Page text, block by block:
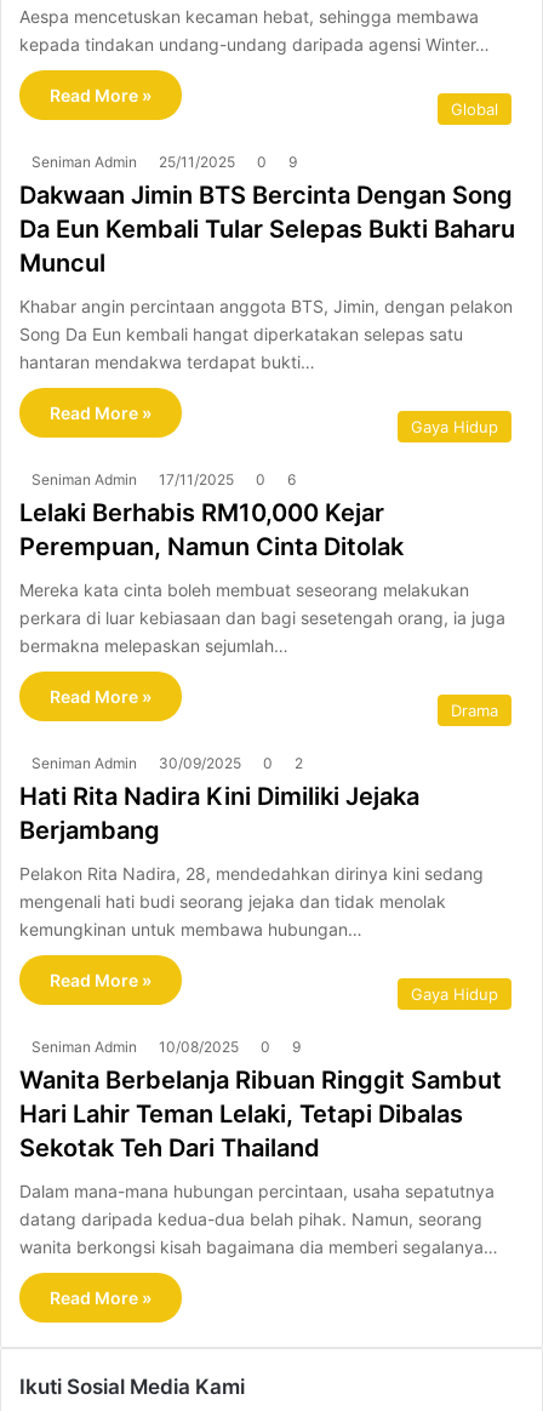
Aespa mencetuskan kecaman hebat, sehingga membawa
kepada tindakan undang-undang daripada agensi Winter…
Read More »
Global
Seniman Admin 25/11/2025 0 9
Dakwaan Jimin BTS Bercinta Dengan Song
Da Eun Kembali Tular Selepas Bukti Baharu
Muncul
Khabar angin percintaan anggota BTS, Jimin, dengan pelakon
Song Da Eun kembali hangat diperkatakan selepas satu
hantaran mendakwa terdapat bukti…
Read More »
Gaya Hidup
Seniman Admin 17/11/2025 0 6
Lelaki Berhabis RM10,000 Kejar
Perempuan, Namun Cinta Ditolak
Mereka kata cinta boleh membuat seseorang melakukan
perkara di luar kebiasaan dan bagi sesetengah orang, ia juga
bermakna melepaskan sejumlah…
Read More »
Drama
Seniman Admin 30/09/2025 0 2
Hati Rita Nadira Kini Dimiliki Jejaka
Berjambang
Pelakon Rita Nadira, 28, mendedahkan dirinya kini sedang
mengenali hati budi seorang jejaka dan tidak menolak
kemungkinan untuk membawa hubungan…
Read More »
Gaya Hidup
Seniman Admin 10/08/2025 0 9
Wanita Berbelanja Ribuan Ringgit Sambut
Hari Lahir Teman Lelaki, Tetapi Dibalas
Sekotak Teh Dari Thailand
Dalam mana-mana hubungan percintaan, usaha sepatutnya
datang daripada kedua-dua belah pihak. Namun, seorang
wanita berkongsi kisah bagaimana dia memberi segalanya…
Read More »
Ikuti Sosial Media Kami